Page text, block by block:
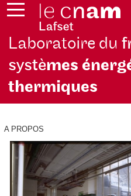
Laboratoire du
systèmes
thermiques
A PROPOS